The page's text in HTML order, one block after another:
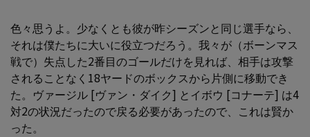
色々思うよ。少なくとも彼が昨シーズンと同じ選手なら、
それは僕たちに大いに役立つだろう。我々が（ボーンマス
戦で）失点した2番目のゴールだけを見れば、相手は攻撃
されることなく18ヤードのボックスから片側に移動でき
た。ヴァージル [ヴァン・ダイク] とイボウ [コナーテ] は4
対2の状況だったので戻る必要があったので、これは賢か
った。